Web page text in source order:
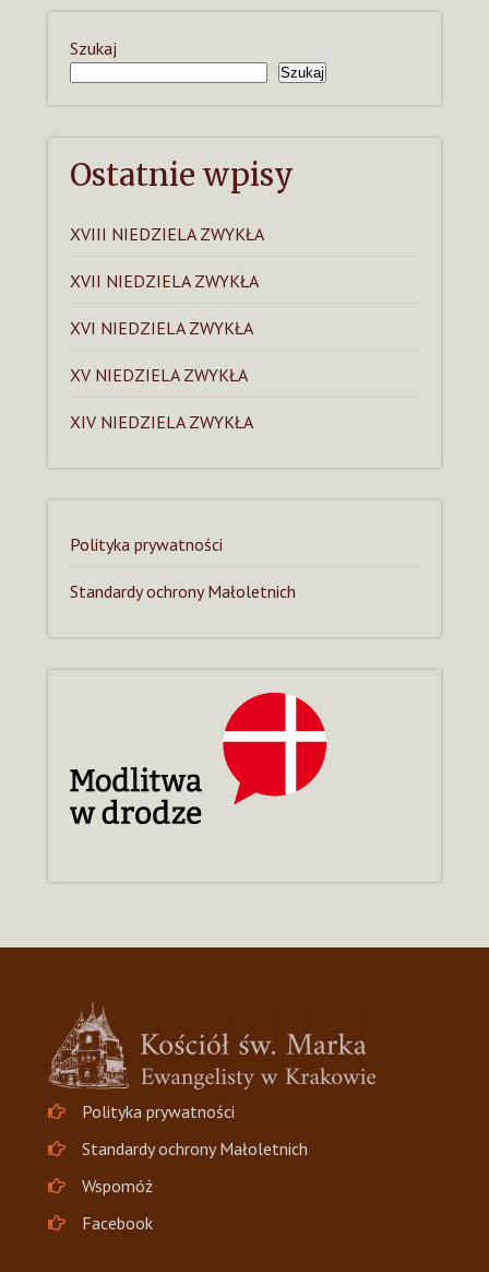
Szukaj
Szukaj
Ostatnie wpisy
XVIII NIEDZIELA ZWYKŁA
XVII NIEDZIELA ZWYKŁA
XVI NIEDZIELA ZWYKŁA
XV NIEDZIELA ZWYKŁA
XIV NIEDZIELA ZWYKŁA
Polityka prywatności
Standardy ochrony Małoletnich
Polityka prywatności
Standardy ochrony Małoletnich
Wspomóż
Facebook